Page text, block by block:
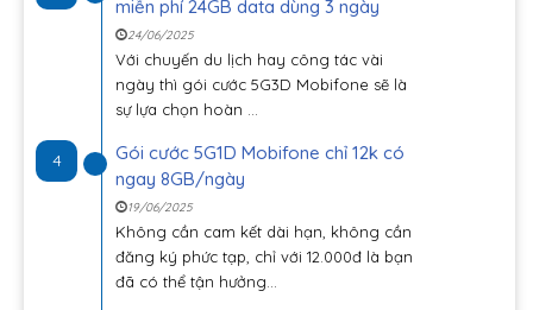
miễn phí 24GB data dùng 3 ngày
24/06/2025
Với chuyến du lịch hay công tác vài
ngày thì gói cước 5G3D Mobifone sẽ là
sự lựa chọn hoàn ...
4
Gói cước 5G1D Mobifone chỉ 12k có
ngay 8GB/ngày
19/06/2025
Không cần cam kết dài hạn, không cần
đăng ký phức tạp, chỉ với 12.000đ là bạn
đã có thể tận hưởng...